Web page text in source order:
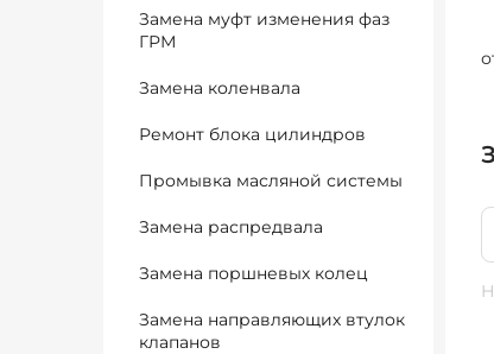
Замена муфт изменения фаз
ГРМ
Замена коленвала
Ремонт блока цилиндров
Промывка масляной системы
Замена распредвала
Замена поршневых колец
Замена направляющих втулок
клапанов